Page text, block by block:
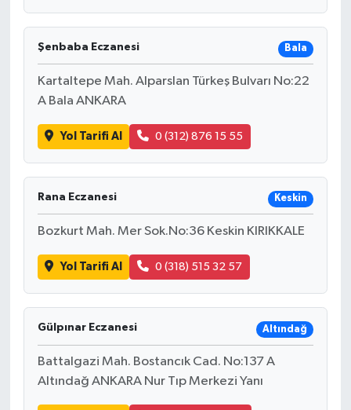
Şenbaba Eczanesi Bala
Kartaltepe Mah. Alparslan Türkeş Bulvarı No:22
A Bala ANKARA
Yol Tarifi Al 0 (312) 876 15 55
Rana Eczanesi Keskin
Bozkurt Mah. Mer Sok.No:36 Keskin KIRIKKALE
Yol Tarifi Al 0 (318) 515 32 57
Gülpınar Eczanesi Altındağ
Battalgazi Mah. Bostancık Cad. No:137 A
Altındağ ANKARA Nur Tıp Merkezi Yanı